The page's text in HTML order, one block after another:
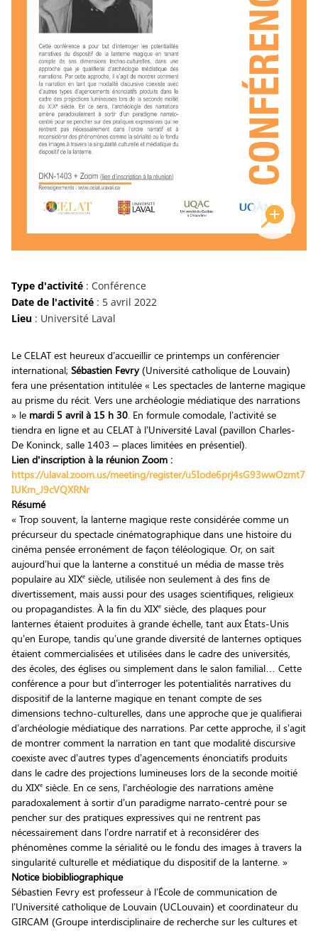
Type d'activité: Conférence
Date de l'activité: 5 avril 2022
Lieu: Université Laval
Le CELAT est heureux d’accueillir ce printemps un conférencier
international; Sébastien Fevry(Université catholique de Louvain)
fera une présentation intitulée « Les spectacles de lanterne magique
au prisme du récit. Vers une archéologie médiatique des narrations
» le mardi 5 avril à 15 h 30. En formule comodale, l’activité se
tiendra en ligne et au CELAT à l’Université Laval (pavillon Charles-
De Koninck, salle 1403 – places limitées en présentiel).
Lien d’inscription à la réunion Zoom :
https://ulaval.zoom.us/meeting/register/u5Iode6prj4sG93wwOzmt7
IUKm_J9cVQXRNr
Résumé
« Trop souvent, la lanterne magique reste considérée comme un
précurseur du spectacle cinématographique dans une histoire du
cinéma pensée erronément de façon téléologique. Or, on sait
aujourd’hui que la lanterne a constitué un média de masse très
populaire au XIXesiècle, utilisée non seulement à des fins de
divertissement, mais aussi pour des usages scientifiques, religieux
ou propagandistes. À la fin du XIXesiècle, des plaques pour
lanternes étaient produites à grande échelle, tant aux États-Unis
qu’en Europe, tandis qu’une grande diversité de lanternes optiques
étaient commercialisées et utilisées dans le cadre des universités,
des écoles, des églises ou simplement dans le salon familial… Cette
conférence a pour but d’interroger les potentialités narratives du
dispositif de la lanterne magique en tenant compte de ses
dimensions techno-culturelles, dans une approche que je qualifierai
d’archéologie médiatique des narrations. Par cette approche, il s’agit
de montrer comment la narration en tant que modalité discursive
coexiste avec d’autres types d’agencements énonciatifs produits
dans le cadre des projections lumineuses lors de la seconde moitié
du XIXesiècle. En ce sens, l’archéologie des narrations amène
paradoxalement à sortir d’un paradigme narrato-centré pour se
pencher sur des pratiques expressives qui ne rentrent pas
nécessairement dans l’ordre narratif et à reconsidérer des
phénomènes comme la sérialité ou le fondu des images à travers la
singularité culturelle et médiatique du dispositif de la lanterne. »
Notice biobibliographique
Sébastien Fevry est professeur à l’École de communication de
l’Université catholique de Louvain (UCLouvain) et coordinateur du
GIRCAM (Groupe interdisciplinaire de recherche sur les cultures et